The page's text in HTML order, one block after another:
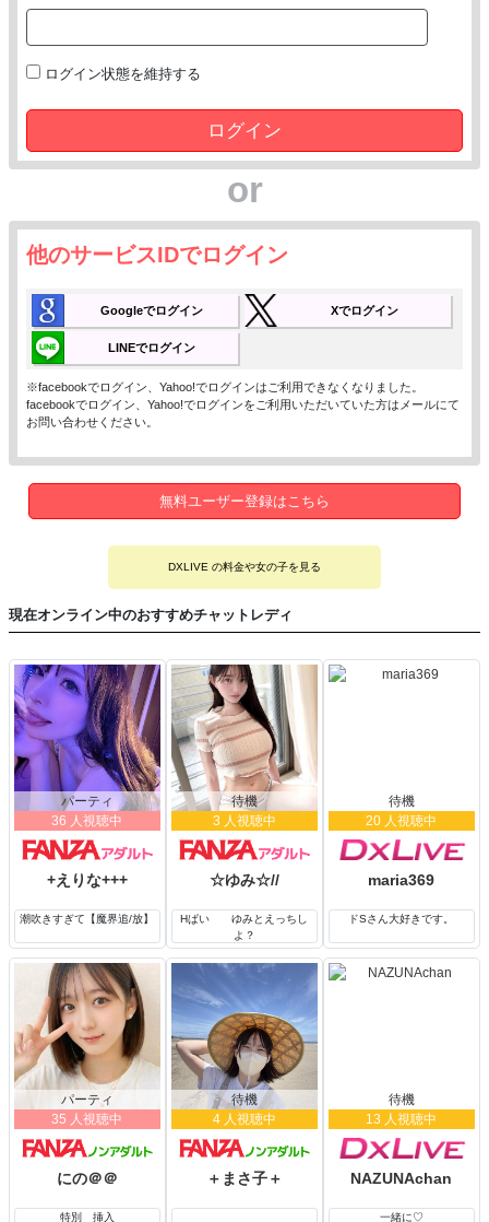
ログイン状態を維持する
ログイン
or
他のサービスIDでログイン
Googleでログイン Xでログイン
LINEでログイン
※facebookでログイン、Yahoo!でログインはご利用できなくなりました。
facebookでログイン、Yahoo!でログインをご利用いただいていた方はメールにて
お問い合わせください。
無料ユーザー登録はこちら
DXLIVE の料金や女の子を見る
現在オンライン中のおすすめチャットレディ
パーティ
36 人視聴中
+えりな+++
潮吹きすぎて【魔界追/放】
待機
3 人視聴中
☆ゆみ☆//
Hぱい ゆみとえっちし
よ？
待機
20 人視聴中
maria369
ドSさん大好きです。
パーティ
35 人視聴中
にの＠＠
特別 挿入
待機
4 人視聴中
＋まさ子＋
待機
13 人視聴中
NAZUNAchan
一緒に♡